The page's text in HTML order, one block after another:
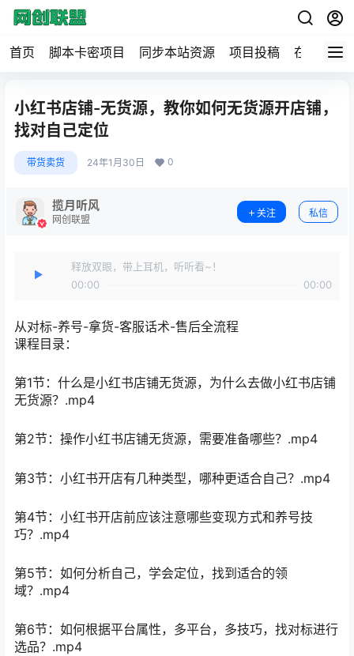
首页 脚本卡密项目 同步本站资源 项目投稿 在线工具
小红书店铺-无货源，教你如何无货源开店铺，
找对自己定位
带货卖货 24年1月30日 0
揽月听风
网创联盟
关注 私信
释放双眼，带上耳机，听听看~！
00:00
00:00
从对标-养号-拿货-客服话术-售后全流程
课程目录：
第1节：什么是小红书店铺无货源，为什么去做小红书店铺
无货源？.mp4
第2节：操作小红书店铺无货源，需要准备哪些？.mp4
第3节：小红书开店有几种类型，哪种更适合自己？.mp4
第4节：小红书开店前应该注意哪些变现方式和养号技
巧？.mp4
第5节：如何分析自己，学会定位，找到适合的领
域？.mp4
第6节：如何根据平台属性，多平台，多技巧，找对标进行
选品？.mp4